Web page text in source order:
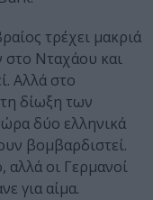
τρέχει μακριά
στο Νταχάου και
Αλλά στο
τη δίωξη των
δύο ελληνικά
βομβαρδιστεί.
αλλά οι Γερμανοί
για αίμα.